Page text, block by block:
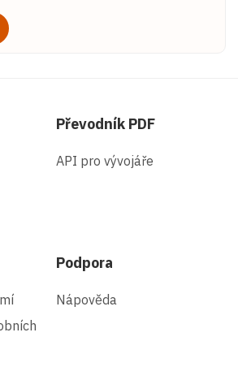
Převodník PDF
API pro vývojáře
Podpora
Nápověda